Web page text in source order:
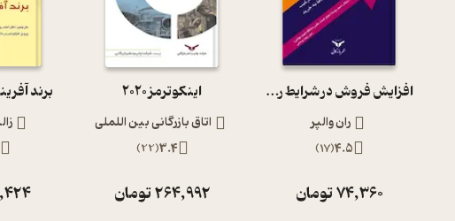
افزایش فروش در شرایط رکود و بازار دشوار
ران والپر
4.5
(
17
)
74,360تومان
اینکوترمز 2020
اتاق بازرگانی بین اللملی
3.4
(
22
)
264,992تومان
برند